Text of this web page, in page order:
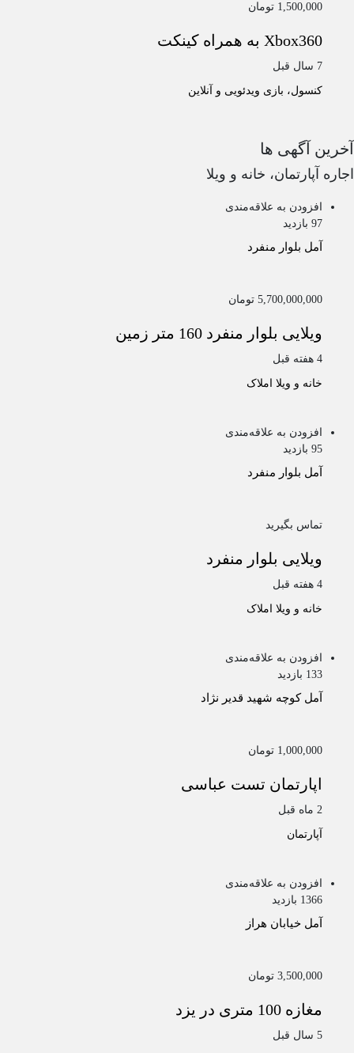
1,500,000 تومان
Xbox360 به همراه کینکت
7 سال قبل
کنسول، بازی‌ ویدئویی و آنلاین
آخرین آگهی ها
اجاره آپارتمان، خانه و ویلا
افزودن به علاقه‌مندی
97 بازدید
آمل بلوار منفرد
5,700,000,000 تومان
ویلایی بلوار منفرد 160 متر زمین
4 هفته قبل
خانه و ویلا املاک
افزودن به علاقه‌مندی
95 بازدید
آمل بلوار منفرد
تماس بگیرید
ویلایی بلوار منفرد
4 هفته قبل
خانه و ویلا املاک
افزودن به علاقه‌مندی
133 بازدید
آمل کوچه شهید قدیر نژاد
1,000,000 تومان
اپارتمان تست عباسی
2 ماه قبل
آپارتمان
افزودن به علاقه‌مندی
1366 بازدید
آمل خیابان هراز
3,500,000 تومان
مغازه 100 متری در یزد
5 سال قبل